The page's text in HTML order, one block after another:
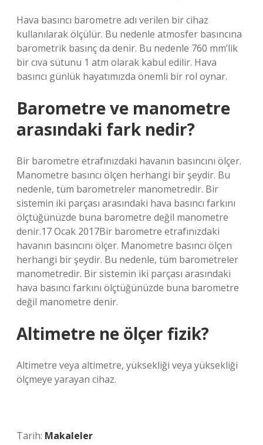
Hava basıncı barometre adı verilen bir cihaz
kullanılarak ölçülür. Bu nedenle atmosfer basıncına
barometrik basınç da denir. Bu nedenle 760 mm’lik
bir cıva sütunu 1 atm olarak kabul edilir. Hava
basıncı günlük hayatımızda önemli bir rol oynar.
Barometre ve manometre
arasındaki fark nedir?
Bir barometre etrafınızdaki havanın basıncını ölçer.
Manometre basıncı ölçen herhangi bir şeydir. Bu
nedenle, tüm barometreler manometredir. Bir
sistemin iki parçası arasındaki hava basıncı farkını
ölçtüğünüzde buna barometre değil manometre
denir.17 Ocak 2017Bir barometre etrafınızdaki
havanın basıncını ölçer. Manometre basıncı ölçen
herhangi bir şeydir. Bu nedenle, tüm barometreler
manometredir. Bir sistemin iki parçası arasındaki
hava basıncı farkını ölçtüğünüzde buna barometre
değil manometre denir.
Altimetre ne ölçer fizik?
Altimetre veya altimetre, yüksekliği veya yüksekliği
ölçmeye yarayan cihaz.
Tarih: Makaleler